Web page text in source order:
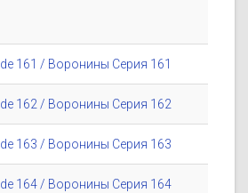
161 / Воронины Серия 161
162 / Воронины Серия 162
163 / Воронины Серия 163
164 / Воронины Серия 164